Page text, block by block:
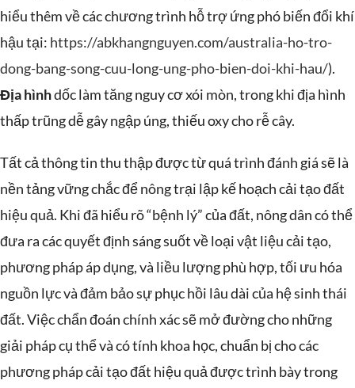
hiểu thêm về các chương trình hỗ trợ ứng phó biến đổi khí
hậu tại: https://abkhangnguyen.com/australia-ho-tro-
dong-bang-song-cuu-long-ung-pho-bien-doi-khi-hau/).
Địa hìnhdốc làm tăng nguy cơ xói mòn, trong khi địa hình
thấp trũng dễ gây ngập úng, thiếu oxy cho rễ cây.
Tất cả thông tin thu thập được từ quá trình đánh giá sẽ là
nền tảng vững chắc để nông trại lập kế hoạch cải tạo đất
hiệu quả. Khi đã hiểu rõ “bệnh lý” của đất, nông dân có thể
đưa ra các quyết định sáng suốt về loại vật liệu cải tạo,
phương pháp áp dụng, và liều lượng phù hợp, tối ưu hóa
nguồn lực và đảm bảo sự phục hồi lâu dài của hệ sinh thái
đất. Việc chẩn đoán chính xác sẽ mở đường cho những
giải pháp cụ thể và có tính khoa học, chuẩn bị cho các
phương pháp cải tạo đất hiệu quả được trình bày trong